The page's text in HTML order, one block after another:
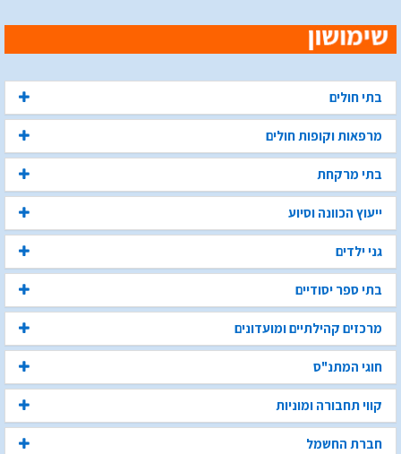
בתי חולים
מרפאות וקופות חולים
בתי מרקחת
ייעוץ הכוונה וסיוע
גני ילדים
בתי ספר יסודיים
מרכזים קהילתיים ומועדונים
חוגי המתנ"ס
קווי תחבורה ומוניות
חברת החשמל